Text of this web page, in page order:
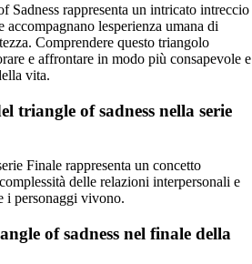
Sadness rappresenta un intricato intreccio
lesperienza umana di
Comprendere questo triangolo
e affrontare in modo più consapevole e
vita.
triangle of sadness nella serie
Finale rappresenta un concetto
delle relazioni interpersonali e
i personaggi vivono.
of sadness nel finale della